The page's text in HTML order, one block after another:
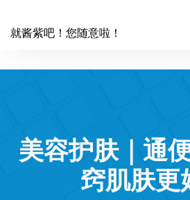
就酱紫吧！您随意啦！
美容护肤｜通
窍肌肤更